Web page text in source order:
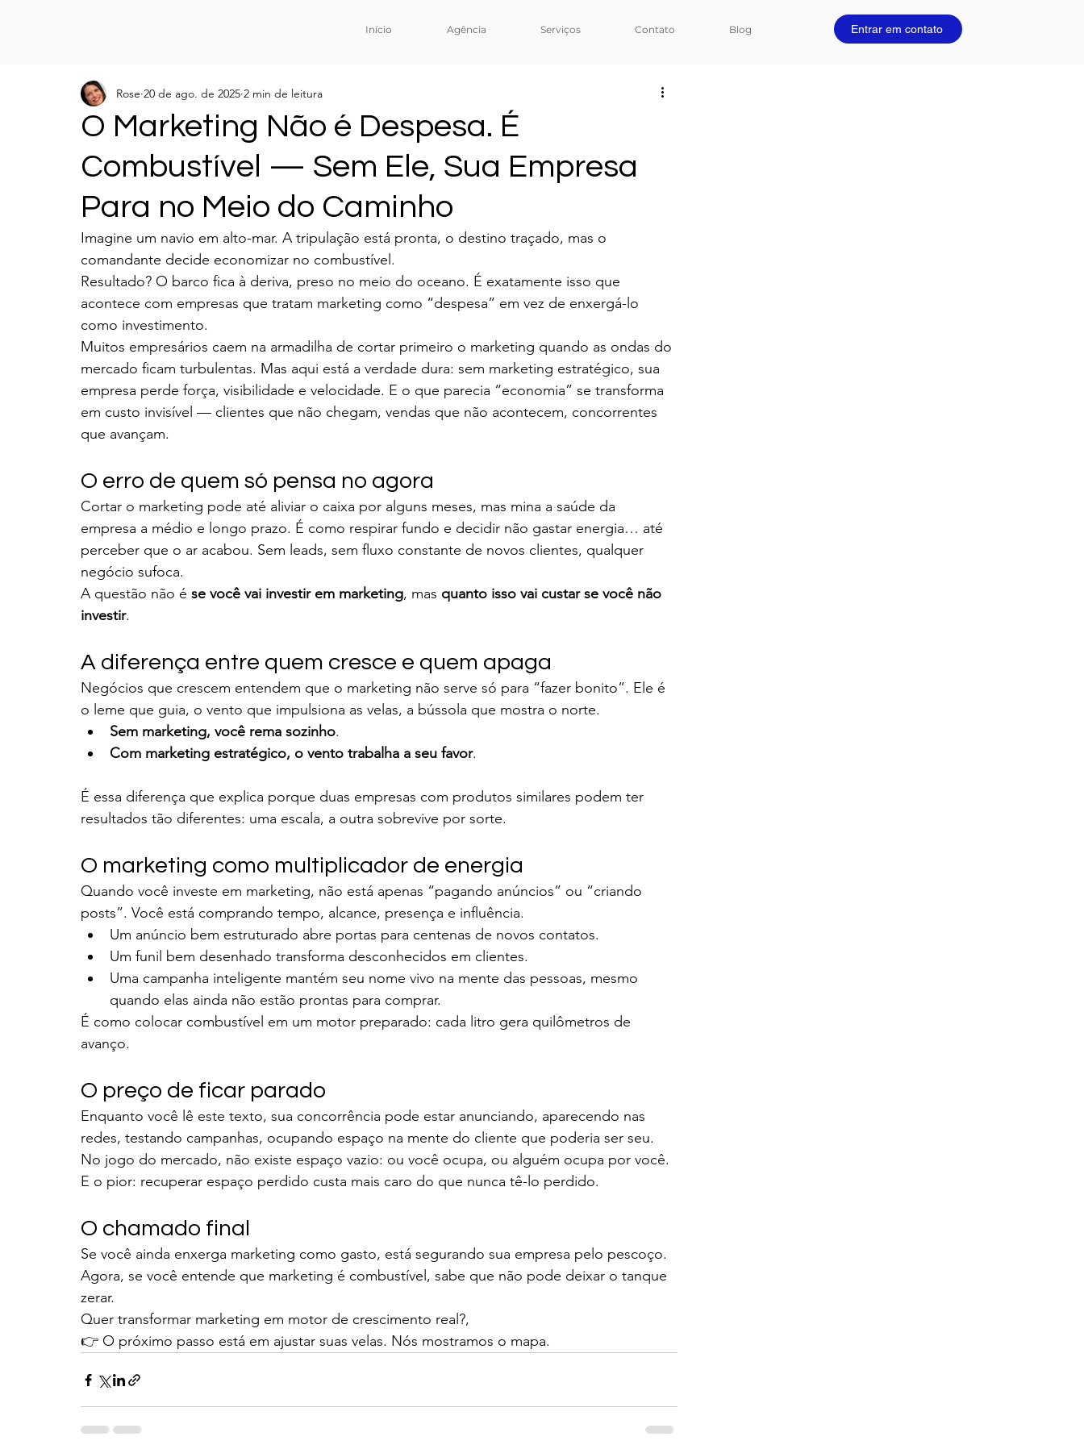
Início Agência Serviços Contato Blog Entrar em contato
O Marketing Não é Despesa. É
Combustível — Sem Ele, Sua Empresa
Para no Meio do Caminho
Rose 20 de ago. de 2025 2 min de leitura
Imagine um navio em alto-mar. A tripulação está pronta, o destino traçado, mas o
comandante decide economizar no combustível.
Resultado? O barco fica à deriva, preso no meio do oceano. É exatamente isso que
acontece com empresas que tratam marketing como “despesa” em vez de enxergá-lo
como investimento.
Muitos empresários caem na armadilha de cortar primeiro o marketing quando as ondas do
mercado ficam turbulentas. Mas aqui está a verdade dura: sem marketing estratégico, sua
empresa perde força, visibilidade e velocidade. E o que parecia “economia” se transforma
em custo invisível — clientes que não chegam, vendas que não acontecem, concorrentes
que avançam.
O erro de quem só pensa no agora
Cortar o marketing pode até aliviar o caixa por alguns meses, mas mina a saúde da
empresa a médio e longo prazo. É como respirar fundo e decidir não gastar energia… até
perceber que o ar acabou. Sem leads, sem fluxo constante de novos clientes, qualquer
negócio sufoca.
A questão não é se você vai investir em marketing, mas quanto isso vai custar se você não
investir.
A diferença entre quem cresce e quem apaga
Negócios que crescem entendem que o marketing não serve só para “fazer bonito”. Ele é
o leme que guia, o vento que impulsiona as velas, a bússola que mostra o norte.
Sem marketing, você rema sozinho.
Com marketing estratégico, o vento trabalha a seu favor.
É essa diferença que explica porque duas empresas com produtos similares podem ter
resultados tão diferentes: uma escala, a outra sobrevive por sorte.
O marketing como multiplicador de energia
Quando você investe em marketing, não está apenas “pagando anúncios” ou “criando
posts”. Você está comprando tempo, alcance, presença e influência.
Um anúncio bem estruturado abre portas para centenas de novos contatos.
Um funil bem desenhado transforma desconhecidos em clientes.
Uma campanha inteligente mantém seu nome vivo na mente das pessoas, mesmo
quando elas ainda não estão prontas para comprar.
É como colocar combustível em um motor preparado: cada litro gera quilômetros de
avanço.
O preço de ficar parado
Enquanto você lê este texto, sua concorrência pode estar anunciando, aparecendo nas
redes, testando campanhas, ocupando espaço na mente do cliente que poderia ser seu.
No jogo do mercado, não existe espaço vazio: ou você ocupa, ou alguém ocupa por você.
E o pior: recuperar espaço perdido custa mais caro do que nunca tê-lo perdido.
O chamado final
Se você ainda enxerga marketing como gasto, está segurando sua empresa pelo pescoço.
Agora, se você entende que marketing é combustível, sabe que não pode deixar o tanque
zerar.
Quer transformar marketing em motor de crescimento real?,
👉 O próximo passo está em ajustar suas velas. Nós mostramos o mapa.